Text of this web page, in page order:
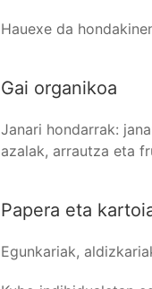
Hauexe da
Gai organikoa
Janari hondarrak:
azalak, arrautza eta
Papera eta
Egunkariak,